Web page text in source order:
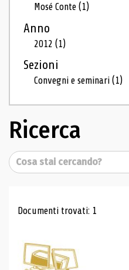
Mosé Conte(1)
Anno
2012(1)
Sezioni
Convegni e seminari(1)
Ricerca
Cerca
Risultati di
Documenti trovati: 1